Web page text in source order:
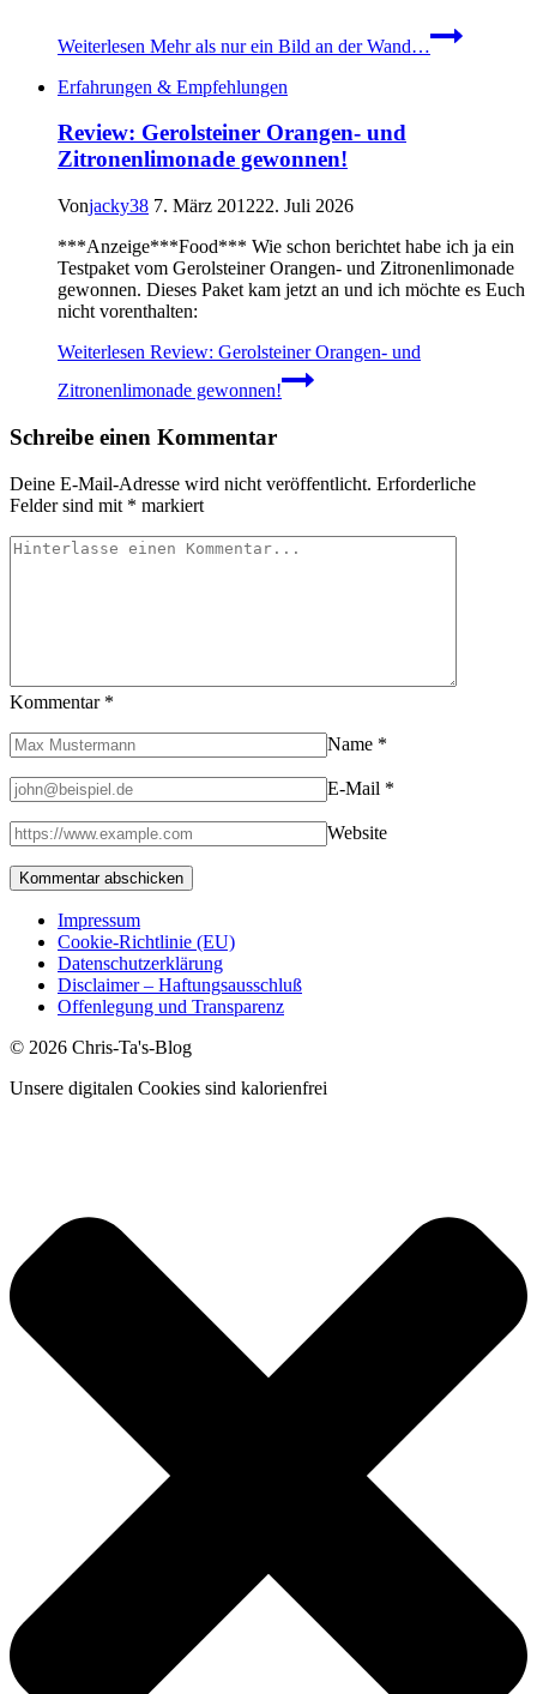
Weiterlesen Mehr als nur ein Bild an der Wand…
Erfahrungen & Empfehlungen
Review: Gerolsteiner Orangen- und
Zitronenlimonade gewonnen!
Vonjacky38 7. März 201222. Juli 2026
***Anzeige***Food*** Wie schon berichtet habe ich ja ein
Testpaket vom Gerolsteiner Orangen- und Zitronenlimonade
gewonnen. Dieses Paket kam jetzt an und ich möchte es Euch
nicht vorenthalten:
Weiterlesen Review: Gerolsteiner Orangen- und
Zitronenlimonade gewonnen!
Schreibe einen Kommentar
Deine E-Mail-Adresse wird nicht veröffentlicht. Erforderliche
Felder sind mit * markiert
Kommentar *
Name *
E-Mail *
Website
Impressum
Cookie-Richtlinie (EU)
Datenschutzerklärung
Disclaimer – Haftungsausschluß
Offenlegung und Transparenz
© 2026 Chris-Ta's-Blog
Unsere digitalen Cookies sind kalorienfrei